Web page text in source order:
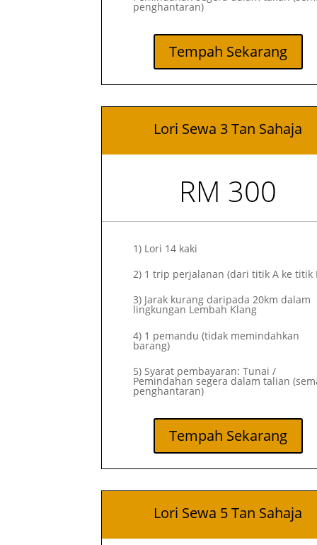
penghantaran)
Tempah Sekarang
Lori Sewa 3 Tan Sahaja
RM 300
1) Lori 14 kaki
2) 1 trip perjalanan (dari titik A ke titik
3) Jarak kurang daripada 20km dalam
lingkungan Lembah Klang
4) 1 pemandu (tidak memindahkan
barang)
5) Syarat pembayaran: Tunai /
Pemindahan segera dalam talian
penghantaran)
Tempah Sekarang
Lori Sewa 5 Tan Sahaja